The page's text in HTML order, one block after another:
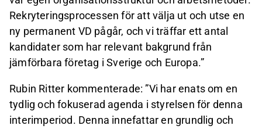
Rekryteringsprocessen för att välja ut och utse en
ny permanent VD pågår, och vi träffar ett antal
kandidater som har relevant bakgrund från
jämförbara företag i Sverige och Europa.”
Rubin Ritter kommenterade: ”Vi har enats om en
tydlig och fokuserad agenda i styrelsen för denna
interimperiod. Denna innefattar en grundlig och